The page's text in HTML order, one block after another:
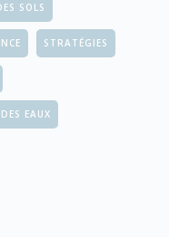
SOLS
STRATÉGIES
EAUX